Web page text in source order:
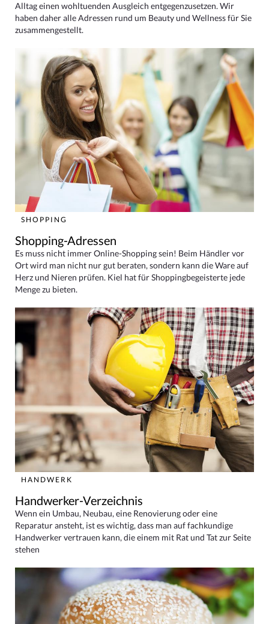
Alltag einen wohltuenden Ausgleich entgegenzusetzen. Wir
haben daher alle Adressen rund um Beauty und Wellness für Sie
zusammengestellt.
SHOPPING
Shopping-Adressen
Es muss nicht immer Online-Shopping sein! Beim Händler vor
Ort wird man nicht nur gut beraten, sondern kann die Ware auf
Herz und Nieren prüfen. Kiel hat für Shoppingbegeisterte jede
Menge zu bieten.
HANDWERK
Handwerker-Verzeichnis
Wenn ein Umbau, Neubau, eine Renovierung oder eine
Reparatur ansteht, ist es wichtig, dass man auf fachkundige
Handwerker vertrauen kann, die einem mit Rat und Tat zur Seite
stehen